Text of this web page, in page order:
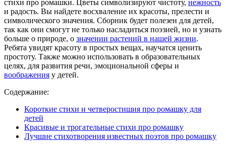
стихи про ромашки. Цветы символизируют чистоту, нежность
и радость. Вы найдете восхваление их красоты, прелести и
символического значения. Сборник будет полезен для детей,
так как они смогут не только насладиться поэзией, но и узнать
больше о природе, о значении растений в нашей жизни.
Ребята увидят красоту в простых вещах, научатся ценить
простоту. Также можно использовать в образовательных
целях, для развития речи, эмоциональной сферы и
воображения у детей.
Содержание:
Короткие стихи и четверостишия про ромашку для
детей
Красивые и трогательные стихи про ромашку
Лучшие стихотворения известных поэтов про ромашку